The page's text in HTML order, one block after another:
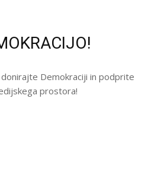
Demokraciji in podprite
prostora!